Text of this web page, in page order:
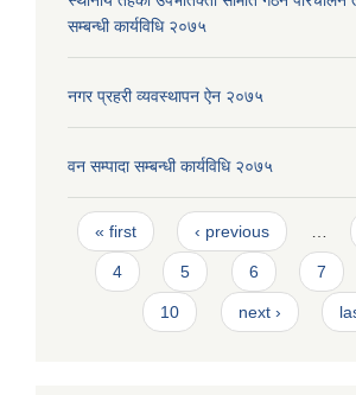
सम्बन्धी कार्यविधि २०७५
नगर प्रहरी व्यवस्थापन ऐन २०७५
वन सम्पादा सम्बन्धी कार्यविधि २०७५
Pages
« first ‹ previous
4 5 6 7
10 next ›